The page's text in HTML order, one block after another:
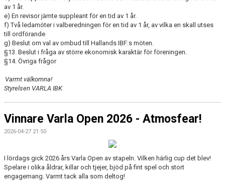
av 1 år.
e) En revisor jämte suppleant för en tid av 1 år.
f) Två ledamöter i valberedningen för en tid av 1 år, av vilka en skall utses
till ordförande
g) Beslut om val av ombud till Hallands IBF:s möten.
§13. Beslut i fråga av större ekonomisk karaktär för föreningen.
§14. Övriga frågor
Varmt välkomna!
Styrelsen VARLA IBK
Vinnare Varla Open 2026 - Atmosfear!
2026-04-27 21:50
I lördags gick 2026 års Varla Open av stapeln. Vilken härlig cup det blev!
Spelare i olika åldrar, killar och tjejer, bjöd på fint spel och stort
engagemang. Varmt tack alla som deltog!